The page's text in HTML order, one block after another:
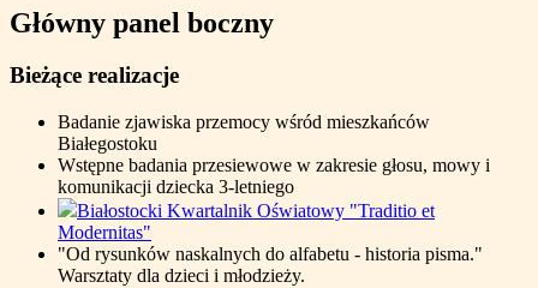
Główny panel boczny
Bieżące realizacje
Badanie zjawiska przemocy wśród mieszkańców
Białegostoku
Wstępne badania przesiewowe w zakresie głosu, mowy i
komunikacji dziecka 3-letniego
Białostocki Kwartalnik Oświatowy "Traditio et
Modernitas"
"Od rysunków naskalnych do alfabetu - historia pisma."
Warsztaty dla dzieci i młodzieży.